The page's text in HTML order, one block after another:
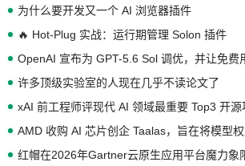
为什么要开发又一个 AI 浏览器插件
🔥 Hot-Plug 实战：运行期管理 Solon 插件
OpenAI 宣布为 GPT-5.6 Sol 调优，并让免费
许多顶级实验室的人现在几乎不读论文了
xAI 前工程师评现代 AI 领域最重要 Top3 开源
红帽在2026年Gartner云原生应用平台魔力象